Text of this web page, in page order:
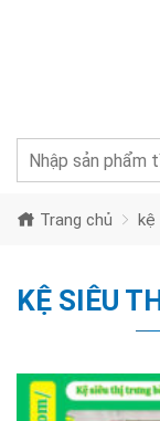
Trang chủ kệ
KỆ SIÊU